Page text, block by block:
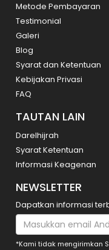
Metode Pembayaran
Testimonial
Galeri
Blog
Syarat dan Ketentuan
Kebijakan Privasi
FAQ
TAUTAN LAIN
Darelhijrah
Syarat Ketentuan
Informasi Keagenan
NEWSLETTER
Dapatkan informasi
*Kami tidak mengirimkan